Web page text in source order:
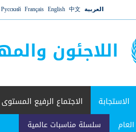
العربية 中文
English
Français
Русский
اللاجئون
الاستجابة
سلسلة مناسبات عالمية
الاجتماع الرفيع المستوى